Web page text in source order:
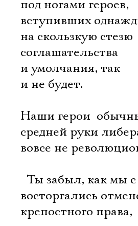
под ногами героев,
вступивших
на скользкую стезю
соглашательства
и умолчания, так
и не будет.
Наши герои 
средней руки
вовсе не
 Ты забыл, как мы
восторгались
крепостного права,